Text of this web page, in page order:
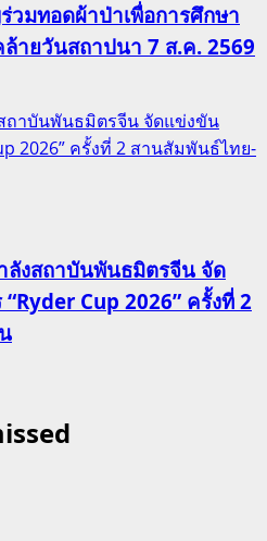
วมทอดผ้าป่าเพื่อการศึกษา
ายวันสถาปนา 7 ส.ค. 2569
ถาบันพันธมิตรจีน จัดแข่งขัน
2026” ครั้งที่ 2 สานสัมพันธ์ไทย-
ลังสถาบันพันธมิตรจีน จัด
Cup 2026” ครั้งที่ 2